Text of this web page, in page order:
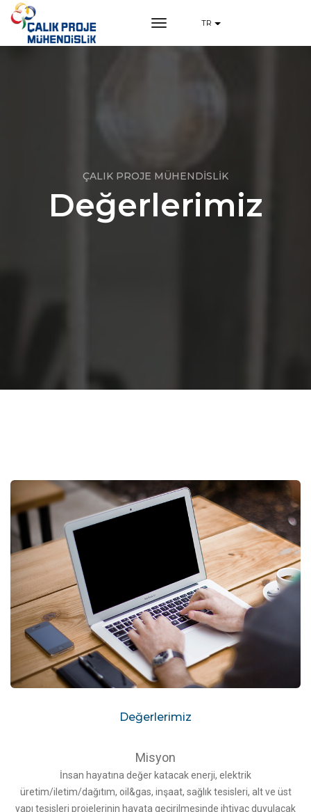
toggle navigation
TR
ÇALIK PROJE MÜHENDİSLİK
Değerlerimiz
Değerlerimiz
Misyon
İnsan hayatına değer katacak enerji, elektrik
üretim/iletim/dağıtım, oil&gas, inşaat, sağlık tesisleri, alt ve üst
yapı tesisleri projelerinin hayata geçirilmesinde ihtiyaç duyulacak